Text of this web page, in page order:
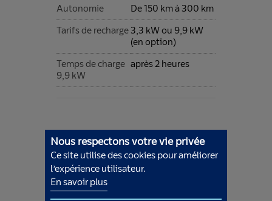
Autonomie
De 150 km à 300 km
Tarifs de recharge 3,3 kW ou 9,9 kW
(en option)
Temps de charge
9,9 kW
après 2 heures
Nous respectons votre vie privée
Ce site utilise des cookies pour améliorer
l’expérience utilisateur.
En savoir plus